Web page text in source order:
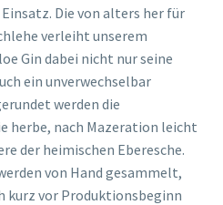
Die von alters her für
verleiht unserem
Gin dabei nicht nur seine
ein unverwechselbar
werden die
herbe, nach Mazeration leicht
der heimischen Eberesche.
von Hand gesammelt,
kurz vor Produktionsbeginn